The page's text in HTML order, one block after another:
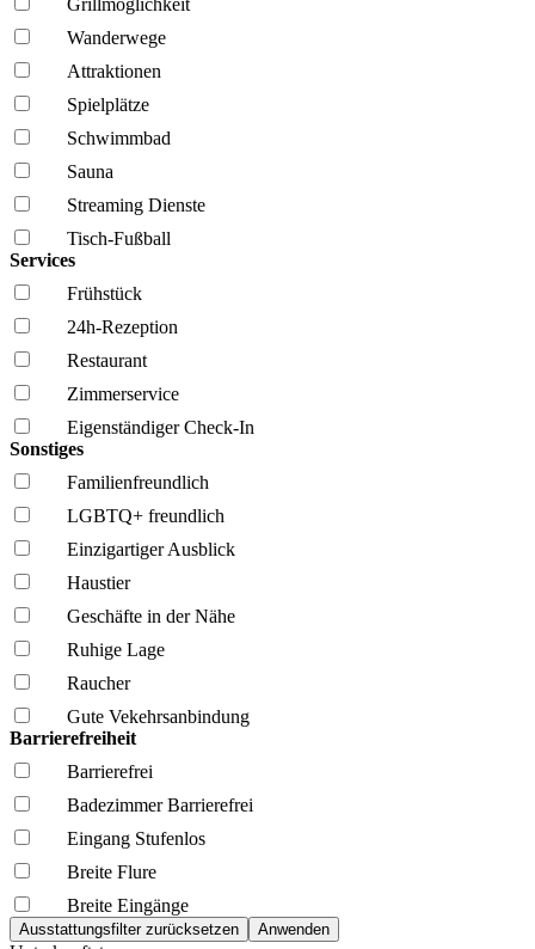
Grillmöglich­keit
Wanderwege
Attraktionen
Spielplätze
Schwimmbad
Sauna
Streaming Dienste
Tisch-Fußball
Services
Frühstück
24h-Rezeption
Restaurant
Zimmerservice
Eigenständiger Check-In
Sonstiges
Familien­freundlich
LGBTQ+ freundlich
Einzigartiger Ausblick
Haustier
Geschäfte in der Nähe
Ruhige Lage
Raucher
Gute Vekehrsanbindung
Barrierefreiheit
Barrierefrei
Badezimmer Barrierefrei
Eingang Stufenlos
Breite Flure
Breite Eingänge